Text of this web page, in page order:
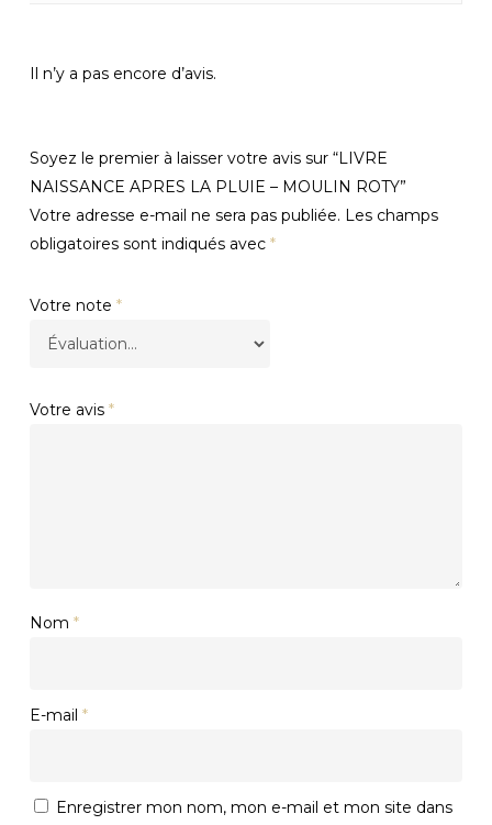
Il n’y a pas encore d’avis.
Soyez le premier à laisser votre avis sur “LIVRE
NAISSANCE APRES LA PLUIE – MOULIN ROTY”
Votre adresse e-mail ne sera pas publiée. Les champs
obligatoires sont indiqués avec *
Votre note *
Votre avis *
Nom *
E-mail *
Enregistrer mon nom, mon e-mail et mon site dans